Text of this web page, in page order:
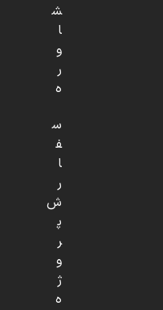
ش
ا
و
ر
ه
س
ف
ا
ر
ش
پ
ر
و
ژ
ه